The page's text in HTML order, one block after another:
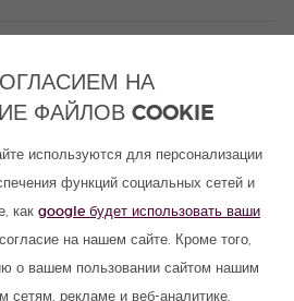
Для Групп
НА
ФАЙЛОВ COOKIE
используются для персонализации
функций социальных сетей и
как google будет использовать ваши
на нашем сайте. Кроме того,
о вашем пользовании сайтом нашим
сетям, рекламе и веб-аналитике,